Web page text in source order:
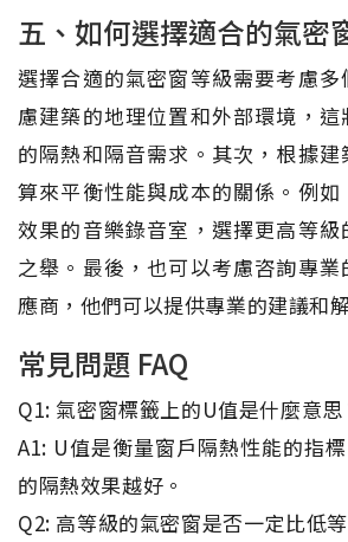
五、如何選擇適合的氣密
選擇合適的氣密窗等級需要考慮
慮建築的地理位置和外部環境，
的隔熱和隔音需求。其次，根據
算來平衡性能與成本的關係。例如
效果的音樂錄音室，選擇更高等級
之舉。最後，也可以考慮咨詢專
應商，他們可以提供專業的建議和
常見問題 FAQ
Q1: 氣密窗標籤上的U值是什麼意思
A1: U值是衡量窗戶隔熱性能的指
的隔熱效果越好。
Q2: 高等級的氣密窗是否一定比低